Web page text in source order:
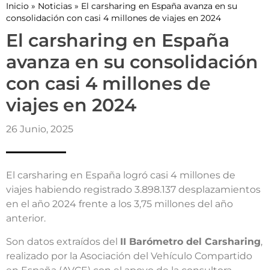
Inicio » Noticias » El carsharing en España avanza en su
consolidación con casi 4 millones de viajes en 2024
El carsharing en España
avanza en su consolidación
con casi 4 millones de
viajes en 2024
26 Junio, 2025
El carsharing en España logró casi 4 millones de
viajes habiendo registrado 3.898.137 desplazamientos
en el año 2024 frente a los 3,75 millones del año
anterior.
Son datos extraídos del II Barómetro del Carsharing,
realizado por la Asociación del Vehículo Compartido